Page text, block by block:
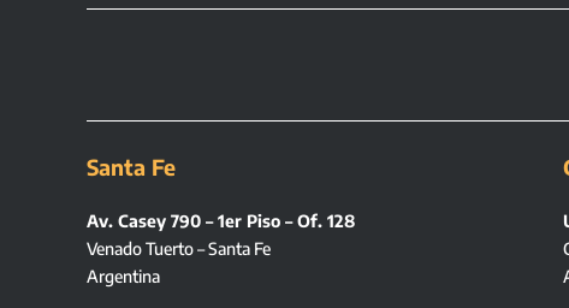
Santa Fe
Av. Casey 790 – 1er Piso – Of. 128
Venado Tuerto – Santa Fe
Argentina